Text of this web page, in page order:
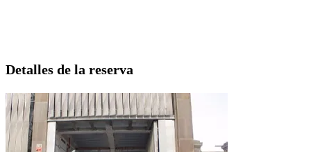
Detalles de la reserva